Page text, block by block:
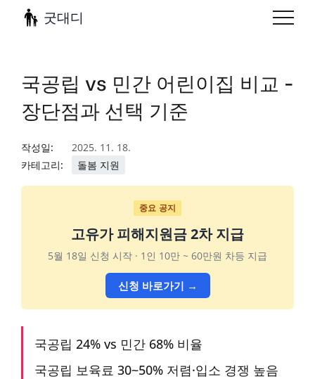
굿대디
국공립 vs 민간 어린이집 비교 -
장단점과 선택 기준
작성일:
2025. 11. 18.
카테고리:
돌봄 지원
중요 공지
고유가 피해지원금 2차 지급
5월 18일 신청 시작 · 1인 10만 ~ 60만원 차등 지급
신청 바로가기 →
국공립 24% vs 민간 68% 비율
국공립 보육료 30~50% 저렴·입소 경쟁 높음